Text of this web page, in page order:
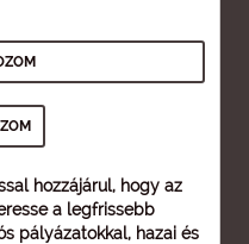
hozzájárul, hogy az
a legfrissebb
pályázatokkal, hazai és